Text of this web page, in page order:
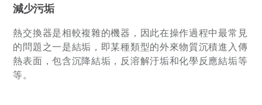
減少污垢
熱交換器是相較複雜的機器，因此在操作過程中最常見
的問題之一是結垢，即某種類型的外來物質沉積進入傳
熱表面，包含沉降結垢，反溶解汙垢和化學反應結垢等
等。